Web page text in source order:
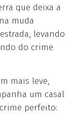
que deixa a
muda
levando
do crime
mais leve,
um casal
perfeito: